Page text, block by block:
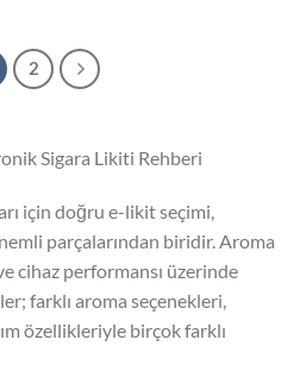
2
Sigara Likiti Rehberi
için doğru e-likit seçimi,
parçalarından biridir. Aroma
cihaz performansı üzerinde
farklı aroma seçenekleri,
özellikleriyle birçok farklı